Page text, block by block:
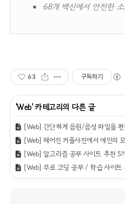
68개 백신에서 안전한
63 구독하기
'Web' 카테고리의 다른 글
[Web] 간단하게 음원/음성 파일을
[Web] 헤어진 커플사진에서 애인의
[Web] 알고리즘 공부 사이트 추천 5
[Web] 무료 코딩 공부 / 학습 사이트